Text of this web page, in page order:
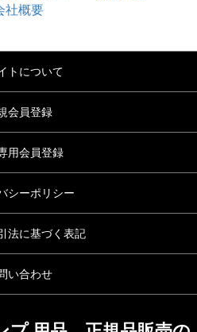
社概要
トについて
会員登録
用会員登録
シーポリシー
法に基づく表記
い合わせ